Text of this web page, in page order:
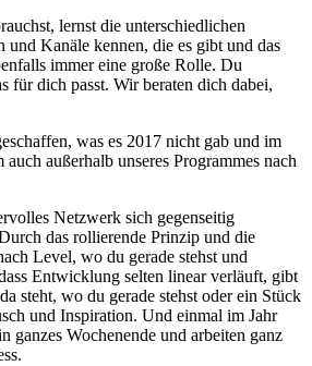
lernst die unterschiedlichen
und Kanäle kennen, die es gibt und das
immer eine große Rolle. Du
für dich passt. Wir beraten dich dabei,
was es 2017 nicht gab und im
außerhalb unseres Programmes nach
Netzwerk sich gegenseitig
das rollierende Prinzip und die
Level, wo du gerade stehst und
Entwicklung selten linear verläuft, gibt
steht, wo du gerade stehst oder ein Stück
und Inspiration. Und einmal im Jahr
ganzes Wochenende und arbeiten ganz